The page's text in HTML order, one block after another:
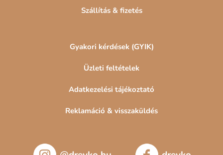
Szállítás & fizetés
Gyakori kérdések (GYIK)
Üzleti feltételek
Adatkezelési tájékoztató
Reklamáció & visszaküldés